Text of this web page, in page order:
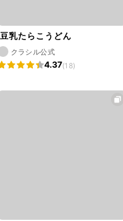
豆乳たらこうどん
クラシル公式
4.37(18)